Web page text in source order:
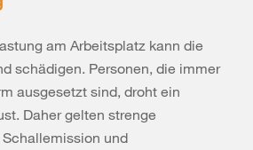
am Arbeitsplatz kann die
schädigen. Personen, die immer
ausgesetzt sind, droht ein
Daher gelten strenge
und